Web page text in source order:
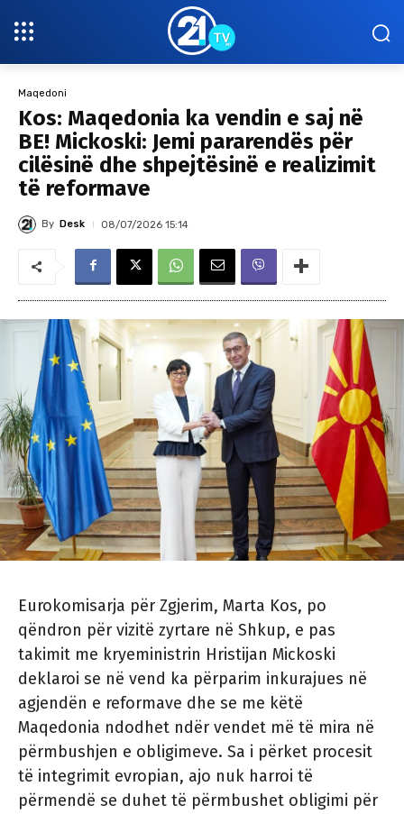
Maqedoni
Kos: Maqedonia ka vendin e saj në
BE! Mickoski: Jemi pararendës për
cilësinë dhe shpejtësinë e realizimit
të reformave
By Desk 08/07/2026 15:14
Eurokomisarja për Zgjerim, Marta Kos, po
qëndron për vizitë zyrtare në Shkup, e pas
takimit me kryeministrin Hristijan Mickoski
deklaroi se në vend ka përparim inkurajues në
agjendën e reformave dhe se me këtë
Maqedonia ndodhet ndër vendet më të mira në
përmbushjen e obligimeve. Sa i përket procesit
të integrimit evropian, ajo nuk harroi të
përmendë se duhet të përmbushet obligimi për